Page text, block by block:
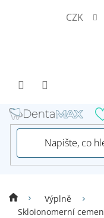
CZK
Výplně
Skloionomerní